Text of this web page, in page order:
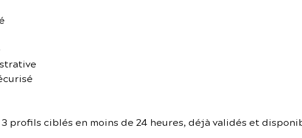
profils ciblés en moins de 24 heures, déjà validés et